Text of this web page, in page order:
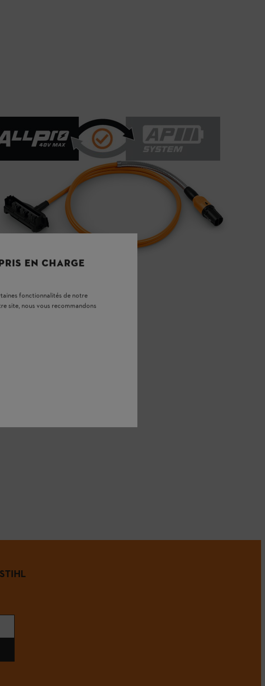
EN CHARGE
fonctionnalités de notre
site, nous vous recommandons